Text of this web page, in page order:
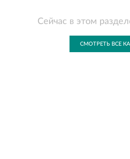
Сейчас в этом
СМОТРЕТЬ ВСЕ